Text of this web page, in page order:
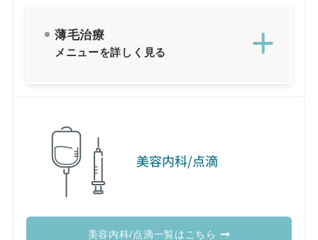
薄毛治療
メニューを詳しく見る
美容内科/点滴
美容内科/点滴一覧はこちら